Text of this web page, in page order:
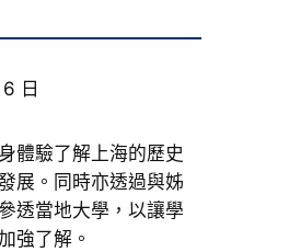
日
體驗了解上海的歷史
展。同時亦透過與姊
透當地大學，以讓學
強了解。